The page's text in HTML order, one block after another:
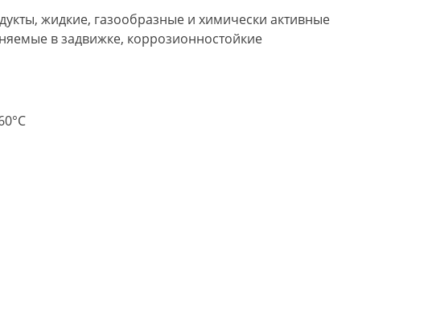
жидкие, газообразные и химически активные
в задвижке, коррозионностойкие